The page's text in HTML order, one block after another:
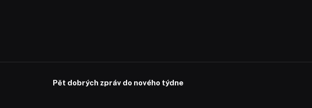
Pět dobrých zpráv do nového týdne